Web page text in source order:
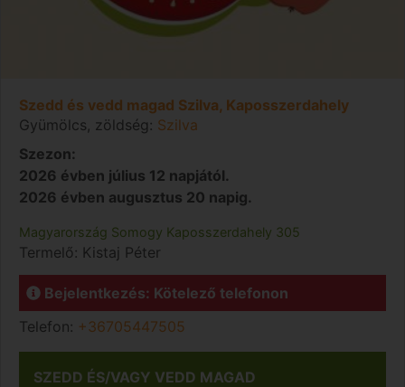
Szedd és vedd magad Szilva, Kaposszerdahely
Gyümölcs, zöldség: Szilva
Szezon:
2026 évben július 12 napjától.
2026 évben augusztus 20 napig.
Magyarország Somogy Kaposszerdahely 305
Termelő: Kistaj Péter
Bejelentkezés: Kötelező telefonon
Telefon: +36705447505
SZEDD ÉS/VAGY VEDD MAGAD